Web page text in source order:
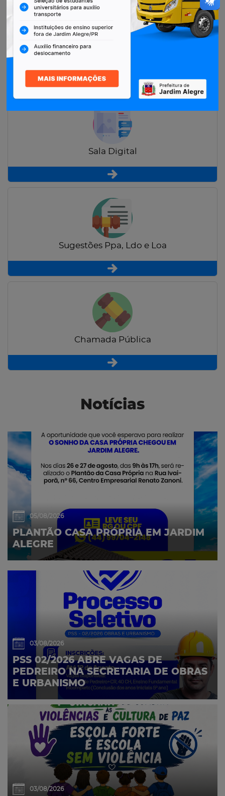
Restituição de Contribuintes
Sala Digital
Sugestões Ppa, Ldo e Loa
Chamada Pública
Notícias
05/08/2026
PLANTÃO CASA PRÓPRIA EM JARDIM
ALEGRE
03/08/2026
PSS 02/2026 ABRE VAGAS DE
PEDREIRO NA SECRETARIA DE OBRAS
E URBANISMO
03/08/2026